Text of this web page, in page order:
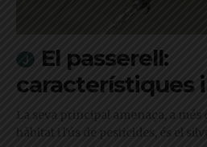
El passerell:
característiques
La seva principal amenaça, a més
hàbitat i l'ús de pesticides, és el